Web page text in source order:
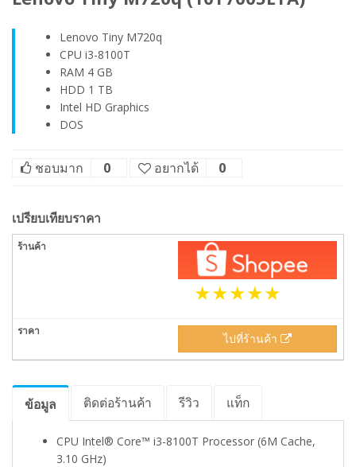
Lenovo Tiny M720q
CPU i3-8100T
RAM 4 GB
HDD 1 TB
Intel HD Graphics
DOS
ชอบมาก 0 อยากได้ 0
เปรียบเทียบราคา
ไปที่ร้านค้า
ข้อมูล ติดต่อร้านค้า รีวิว แท็ก
CPU Intel® Core™ i3-8100T Processor (6M Cache,
3.10 GHz)